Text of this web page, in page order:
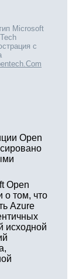
Microsoft
с
Open
Open
о том, что
Azure
исходной